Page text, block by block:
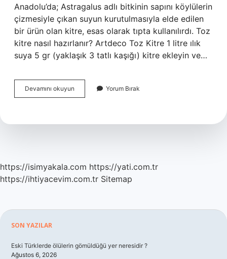
Anadolu’da; Astragalus adlı bitkinin sapını köylülerin
çizmesiyle çıkan suyun kurutulmasıyla elde edilen
bir ürün olan kitre, esas olarak tıpta kullanılırdı. Toz
kitre nasıl hazırlanır? Artdeco Toz Kitre 1 litre ılık
suya 5 gr (yaklaşık 3 tatlı kaşığı) kitre ekleyin ve…
Devamını okuyun
Suyu
Yorum Bırak
https://isimyakala.com https://yati.com.tr
https://ihtiyacevim.com.tr Sitemap
Sidebar
SON YAZILAR
Eski Türklerde ölülerin gömüldüğü yer neresidir ?
Ağustos 6, 2026